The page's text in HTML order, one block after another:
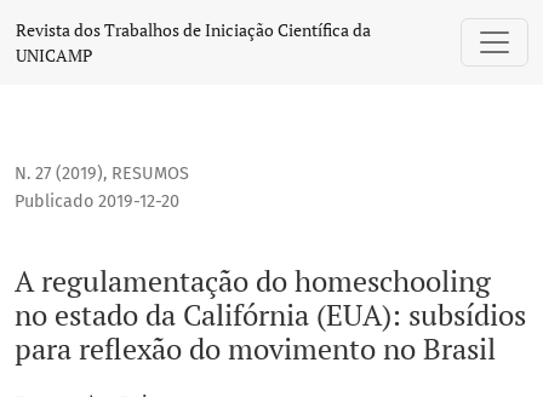
A regulamentação do homeschooling no estado da
Revista dos Trabalhos de Iniciação Científica da
UNICAMP
N. 27 (2019), RESUMOS
A regulamentação do homeschooling
no estado da Califórnia (EUA): subsídios
para reflexão do movimento no Brasil
Publicado 2019-12-20